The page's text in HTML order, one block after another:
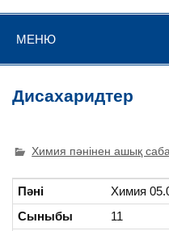
МЕНЮ
Дисахаридтер
Химия пәнінен ашық
Пәні
Химия
Сыныбы
11